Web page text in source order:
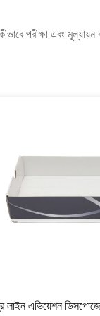
পরীক্ষা এবং মূল্যায়ন
ডিসপোজেবল